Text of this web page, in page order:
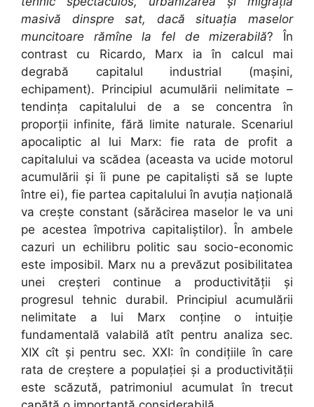
masivă dinspre sat, dacă situația maselor
muncitoare rămîne la fel de mizerabilă? În
contrast cu Ricardo, Marx ia în calcul mai
degrabă capitalul industrial (mașini,
echipament). Principiul acumulării nelimitate –
tendința capitalului de a se concentra în
proporții infinite, fără limite naturale. Scenariul
apocaliptic al lui Marx: fie rata de profit a
capitalului va scădea (aceasta va ucide motorul
acumulării și îi pune pe capitaliști să se lupte
între ei), fie partea capitalului în avuția națională
va crește constant (sărăcirea maselor le va uni
pe acestea împotriva capitaliștilor). În ambele
cazuri un echilibru politic sau socio-economic
este imposibil. Marx nu a prevăzut posibilitatea
unei creșteri continue a productivității și
progresul tehnic durabil. Principiul acumulării
nelimitate a lui Marx conține o intuiție
fundamentală valabilă atît pentru analiza sec.
XIX cît și pentru sec. XXI: în condițiile în care
rata de creștere a populației și a productivității
este scăzută, patrimoniul acumulat în trecut